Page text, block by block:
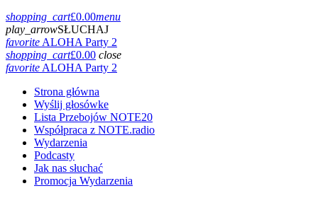
shopping_cart£0.00menu
play_arrowSŁUCHAJ
favoriteALOHA Party 2
shopping_cart£0.00 close
favoriteALOHA Party 2
Strona główna
Wyślij głosówke
Lista Przebojów NOTE20
Współpraca z NOTE.radio
Wydarzenia
Podcasty
Jak nas słuchać
Promocja Wydarzenia